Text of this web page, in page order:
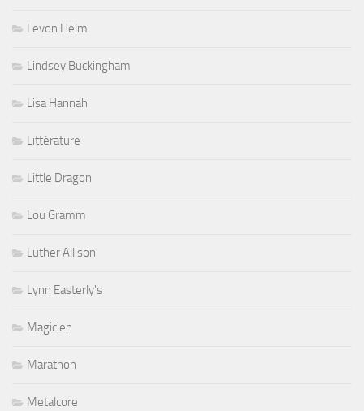
Levon Helm
Lindsey Buckingham
Lisa Hannah
Littérature
Little Dragon
Lou Gramm
Luther Allison
Lynn Easterly's
Magicien
Marathon
Metalcore